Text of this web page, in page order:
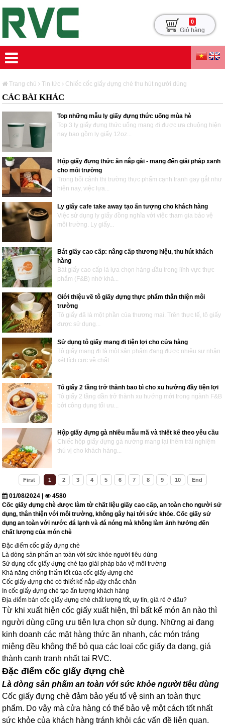
0
Giỏ hàng
Trang chủ Tin tức Chiếc cốc giấy đựng chè thu hút người dùng
CÁC BÀI KHÁC
Top những mẫu ly giấy đựng thức uống mùa hè
Top 3 ly giấy đựng thức uống mang đi được ưa chuộng hiện
nay bao gồm ly giấy 12oz...
Hộp giấy đựng thức ăn nắp gài - mang đến giải pháp xanh
cho môi trường
Trong bối cảnh thị trường thực phẩm cạnh tranh gay gắt như
hiện nay, việc lựa...
Ly giấy cafe take away tạo ấn tượng cho khách hàng
Việc sử dụng ly giấy đồng nghĩa với việc tham gia bảo vệ
môi trường. Ly giấy...
Bát giấy cao cấp: nâng cấp thương hiệu, thu hút khách
hàng
Bát giấy cao cấp là lựa chọn hàng đầu trong lĩnh vực thực
phẩm (F&B) nhờ khả...
Giới thiệu về tô giấy đựng thực phẩm thân thiện môi
trường
Tô giấy đã là một phần của thương mại. Trên thực tế, tô giấy
được sử dụng...
Sử dụng tô giấy mang đi tiện lợi cho cửa hàng
Tô giấy mang đi là một sản phẩm đang được nhiều sự nhận
xét tích cực về chất...
Tô giấy 2 tầng trở thành bao bì cho xu hướng đầy tiện lợi
Tô giấy 2 tầng dần trở thành xu hướng mới trong ngành F&B
bởi công dụng tối ưu...
Hộp giấy đựng gà nhiều mẫu mã và thiết kế theo yêu cầu
Chiếc hộp giấy đựng gà nướng mang lại thêm trải nghiệm
thú vị cho khách hàng...
First 1 2 3 4 5 6 7 8 9 10 End
01/08/2024 |
4580
Cốc giấy đựng chè được làm từ chất liệu giấy cao cấp, an toàn cho người sử
dụng, thân thiện với môi trường, không gây hại tới sức khỏe. Cốc giấy sử
dụng an toàn với nước đá lạnh và đá nóng mà không làm ảnh hưởng đến
chất lượng của món chè
Đặc điểm cốc giấy đựng chè
Là dòng sản phẩm an toàn với sức khỏe người tiêu dùng
Sử dụng cốc giấy đựng chè tạo giải pháp bảo vệ môi trường
Khả năng chống thấm tốt của cốc giấy đựng chè
Cốc giấy đựng chè có thiết kế nắp đậy chắc chắn
In cốc giấy đựng chè tạo ấn tượng khách hàng
Địa điểm bán cốc giấy đựng chè chất lượng tốt, uy tín, giá rẻ ở đâu?
Từ khi xuất hiện cốc giấy xuất hiện, thì bất kể món ăn nào thì
người dùng cũng ưu tiên lựa chọn sử dụng. Những ai đang
kinh doanh các mặt hàng thức ăn nhanh, các món tráng
miệng đều không thể bỏ qua các loại cốc giấy đa dạng, giá
thành cạnh tranh nhất tại RVC.
Đặc điểm cốc giấy đựng chè
Là dòng sản phẩm an toàn với sức khỏe người tiêu dùng
Cốc giấy đựng chè đảm bảo yếu tố vệ sinh an toàn thực
phẩm. Do vậy mà cửa hàng có thể bảo vệ một cách tốt nhất
sức khỏe của khách hàng tránh khỏi các vấn đề liên quan.